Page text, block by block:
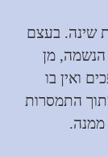
שינה. בעצם
הנשמה, מן
ואין בו
התמסרות